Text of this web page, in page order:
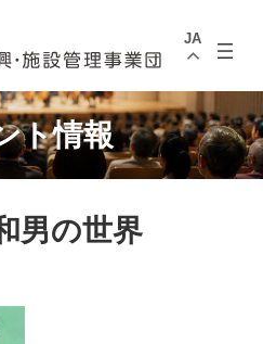
JA
ト情報
男の世界